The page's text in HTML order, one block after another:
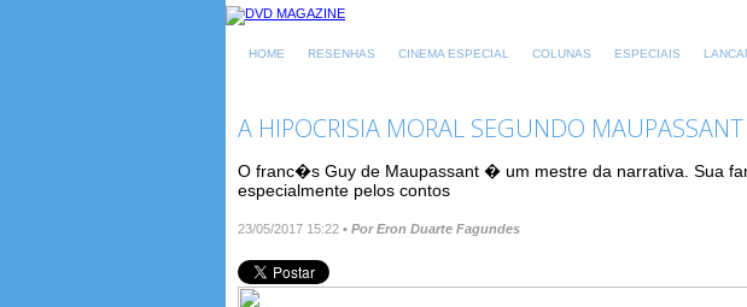
HOME RESENHAS CINEMA ESPECIAL COLUNAS ESPECIAIS
A HIPOCRISIA MORAL SEGUNDO MAUPASSANT
O franc�s Guy de Maupassant � um mestre da narrativa. Sua
especialmente pelos contos
23/05/2017 15:22 • Por Eron Duarte Fagundes